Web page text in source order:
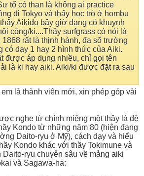
tổ có than là không ai practice
đi Tokyo và thấy học trò ở hombu
Aikido bây giờ đang có khuynh
công/ki....Thầy surfgrass có nói là
rất là thịnh hành, đa số trường
có dạy 1 hay 2 hình thức của Aiki.
được áp dụng nhiều, chỉ gọi tên
là ki hay aiki. Aiki/ki được đặt ra sau
là thành viên mới, xin phép góp vài
nghe từ chính miệng một thầy là đệ
Kondo từ những năm 80 (hiện đang
Daito-ryu ở Mỹ), cách dạy và hiểu
Kondo khác với thầy Tokimune và
Daito-ryu chuyên sâu về mảng aiki
và Sagawa-ha: